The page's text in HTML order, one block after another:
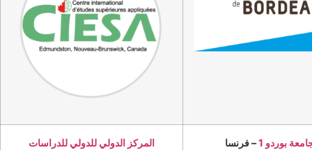
المركز الدولي للدولي للدراسات
بوردو 1 – فرنسا